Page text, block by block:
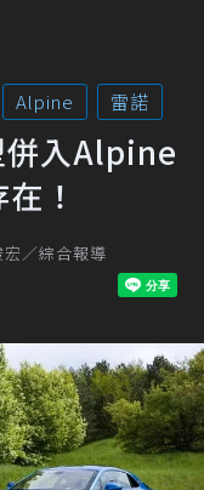
Alpine 雷諾
入Alpine
！
／綜合報導